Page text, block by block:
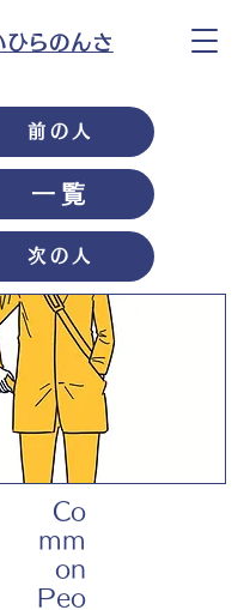
ひらのんさ
前の人
一覧
次の人
Co
mm
on
Peo